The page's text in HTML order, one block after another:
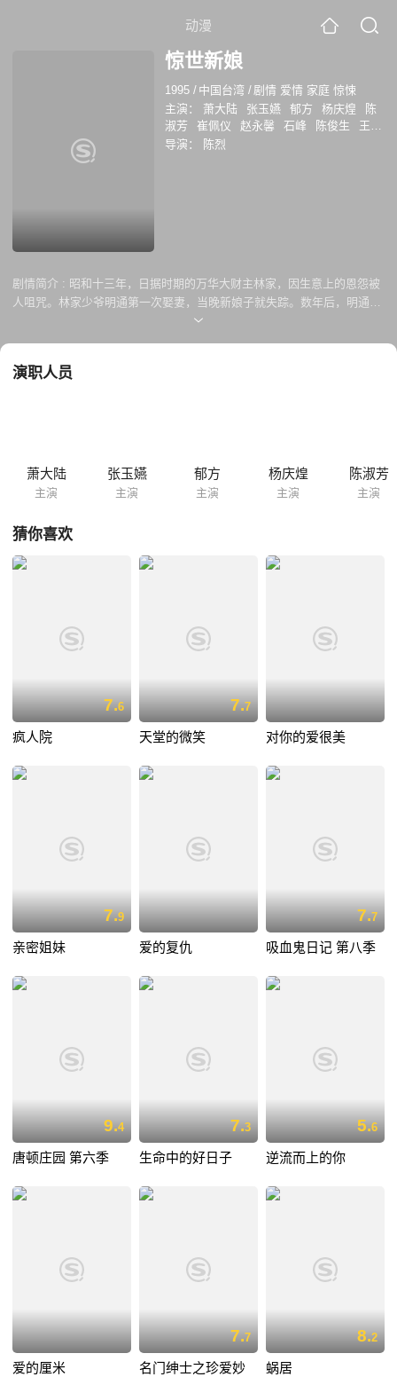
动漫
惊世新娘
1995 / 中国台湾 /剧情 爱情 家庭 惊悚
主演：
萧大陆 张玉嬿 郁方 杨庆煌
陈
淑芳
崔佩仪 赵永馨 石峰 陈俊生
王小
芬
导演： 陈烈
剧情简介 : 昭和十三年，日据时期的万华大财主林家，因生意上的恩怨被
人咀咒。林家少爷明通第一次娶妻，当晚新娘子就失踪。数年后，明通再
娶秋月也发生一连串灵异事故，所幸秋月死心爱着明通，不为变故离开。
用计抢得林家产业，幸明通的姑姑从日本赶回，带警部大人将林坤海绳之
演职人员
萧大陆
主演
张玉嬿
主演
郁方
主演
杨庆煌
主演
陈淑芳
主演
猜你喜欢
7.6
疯人院
7.7
天堂的微笑 对你的爱很美
7.9
亲密姐妹 爱的复仇
7.7
吸血鬼日记 第八季
9.4
唐顿庄园 第六季
7.3
生命中的好日子
5.6
逆流而上的你
爱的厘米
7.7
名门绅士之珍爱妙
8.2
蜗居